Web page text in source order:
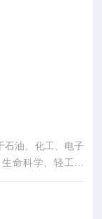
石油、化工、电子
命科学、轻工食
校、企业质检及生
验或测试，也可